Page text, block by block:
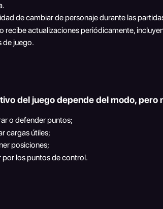
de cambiar de personaje durante las
recibe actualizaciones periódicamente,
de juego.
del juego depende del modo, pero
o defender puntos;
cargas útiles;
posiciones;
por los puntos de control.